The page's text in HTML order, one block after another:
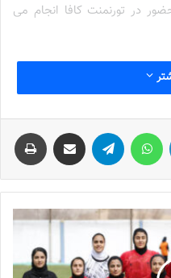
در تورنمنت کافا انجام می
فوق بسیار کم است اما
نتیجه را بگیریم. همانطور که
برای ما در این تورنمنت
آماده سازی حضور دارد.
سوپرلیگ فوتسال